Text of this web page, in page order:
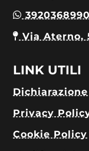
3920368990
Via Aterno,
LINK UTILI
Privacy
Cookie Policy